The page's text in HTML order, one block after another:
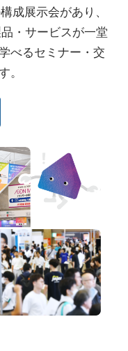
成展示会があり、
・サービスが一堂
べるセミナー・交
。